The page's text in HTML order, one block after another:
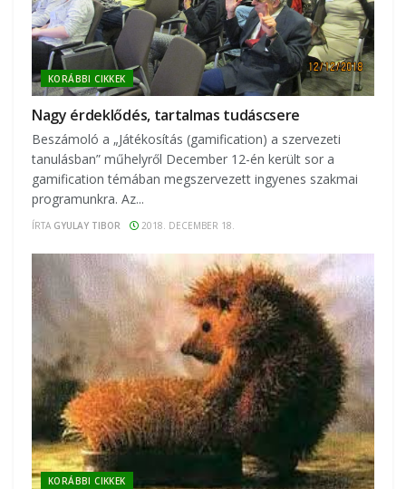
KORÁBBI CIKKEK
Nagy érdeklődés, tartalmas tudáscsere
Beszámoló a „Játékosítás (gamification) a szervezeti
tanulásban” műhelyről December 12-én került sor a
gamification témában megszervezett ingyenes szakmai
programunkra. Az...
ÍRTA GYULAY TIBOR 2018. DECEMBER 18.
KORÁBBI CIKKEK